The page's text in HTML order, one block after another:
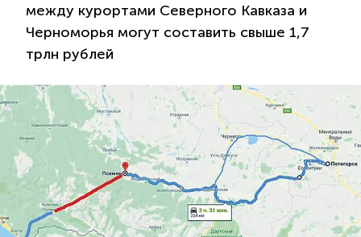
между курортами Северного Кавказа и
Черноморья могут составить свыше 1,7
трлн рублей